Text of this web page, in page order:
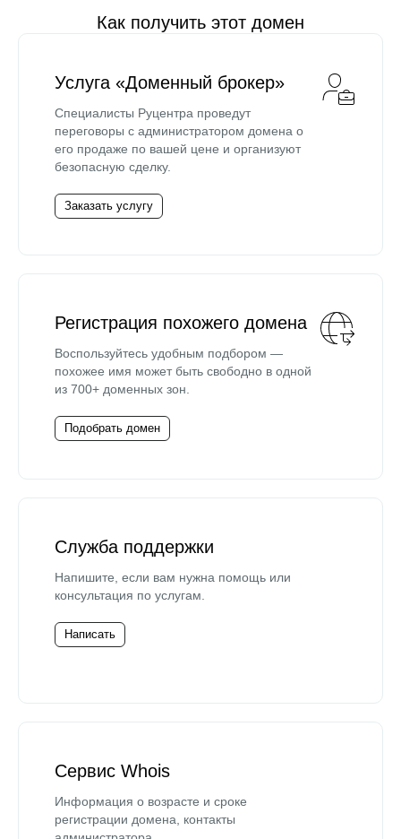
Как получить этот домен
Услуга «Доменный брокер»
Специалисты Руцентра проведут
переговоры с администратором домена о
его продаже по вашей цене и организуют
безопасную сделку.
Заказать услугу
Регистрация похожего домена
Воспользуйтесь удобным подбором —
похожее имя может быть свободно в одной
из 700+ доменных зон.
Подобрать домен
Служба поддержки
Напишите, если вам нужна помощь или
консультация по услугам.
Написать
Сервис Whois
Информация о возрасте и сроке
регистрации домена, контакты